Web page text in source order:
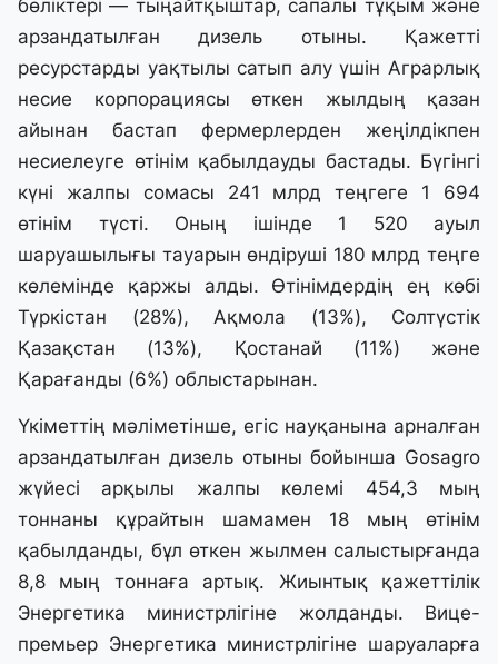
бөліктері — тыңайтқыштар, сапалы тұқым және
арзандатылған дизель отыны. Қажетті
ресурстарды уақтылы сатып алу үшін Аграрлық
несие корпорациясы өткен жылдың қазан
айынан бастап фермерлерден жеңілдікпен
несиелеуге өтінім қабылдауды бастады. Бүгінгі
күні жалпы сомасы 241 млрд теңгеге 1 694
өтінім түсті. Оның ішінде 1 520 ауыл
шаруашылығы тауарын өндіруші 180 млрд теңге
көлемінде қаржы алды. Өтінімдердің ең көбі
Түркістан (28%), Ақмола (13%), Солтүстік
Қазақстан (13%), Қостанай (11%) және
Қарағанды (6%) облыстарынан.
Үкіметтің мәліметінше, егіс науқанына арналған
арзандатылған дизель отыны бойынша Gosagro
жүйесі арқылы жалпы көлемі 454,3 мың
тоннаны құрайтын шамамен 18 мың өтінім
қабылданды, бұл өткен жылмен салыстырғанда
8,8 мың тоннаға артық. Жиынтық қажеттілік
Энергетика министрлігіне жолданды. Вице-
премьер Энергетика министрлігіне шаруаларға